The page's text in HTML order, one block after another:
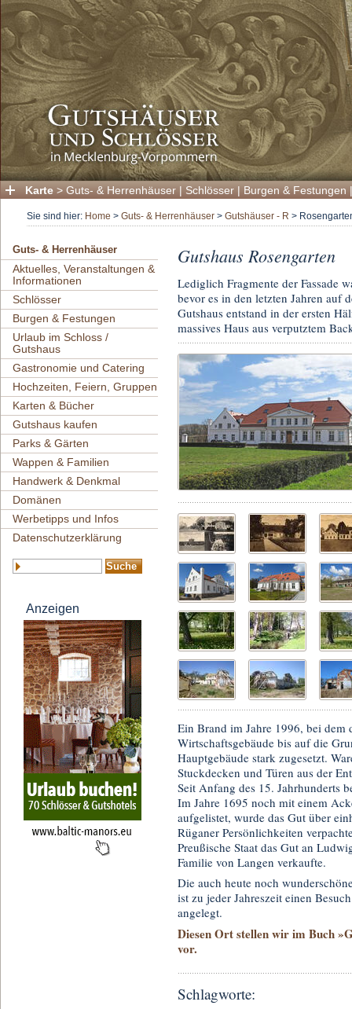
Karte > Guts- & Herrenhäuser | Schlösser | Burgen & Festungen
Sie sind hier: Home > Guts- & Herrenhäuser > Gutshäuser - R >
Guts- & Herrenhäuser
Aktuelles, Veranstaltungen &
Informationen
Schlösser
Burgen & Festungen
Urlaub im Schloss /
Gutshaus
Gastronomie und Catering
Hochzeiten, Feiern, Gruppen
Karten & Bücher
Gutshaus kaufen
Parks & Gärten
Wappen & Familien
Handwerk & Denkmal
Domänen
Werbetipps und Infos
Datenschutzerklärung
Anzeigen
Gutshaus Rosengarten
Lediglich Fragmente der Fassade
bevor es in den letzten Jahren auf
Gutshaus entstand in der ersten
massives Haus aus verputztem
Ein Brand im Jahre 1996, bei dem
Wirtschaftsgebäude bis auf die
Hauptgebäude stark zugesetzt.
Stuckdecken und Türen aus der
Seit Anfang des 15. Jahrhunderts
Im Jahre 1695 noch mit einem
aufgelistet, wurde das Gut über
Rüganer Persönlichkeiten
Preußische Staat das Gut an
Familie von Langen verkaufte.
Die auch heute noch
ist zu jeder Jahreszeit einen
angelegt.
Diesen Ort stellen wir im Buch
vor.
Schlagworte: